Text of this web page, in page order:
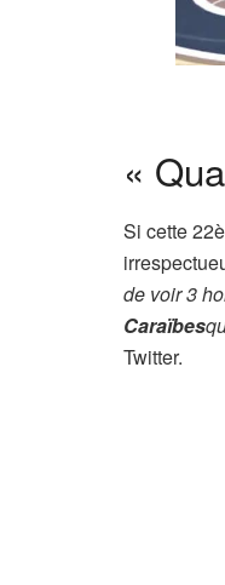
«
Si cette
de voir 3
Caraïbes
Twitter.